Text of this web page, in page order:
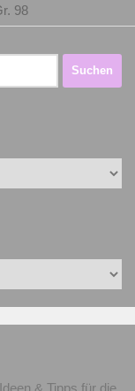
98
& Tipps für die